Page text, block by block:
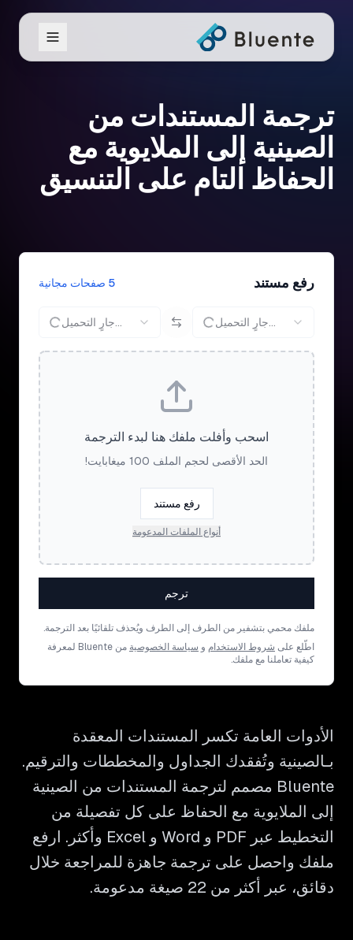
ترجمة المستندات من
الصينية إلى الملايوية مع
الحفاظ التام على التنسيق
رفع مستند 5 صفحات مجانية
جارٍ التحميل... جارٍ التحميل...
اسحب وأفلت ملفك هنا لبدء الترجمة
الحد الأقصى لحجم الملف 100 ميغابايت!
رفع مستند
أنواع الملفات المدعومة
ترجم
ملفك محمي بتشفير من الطرف إلى الطرف ويُحذف تلقائيًا بعد الترجمة.
اطّلع على شروط الاستخدام و سياسة الخصوصية
من Bluente لمعرفة
كيفية تعاملنا مع ملفك.
الأدوات العامة تكسر المستندات المعقدة
بـالصينية وتُفقدك الجداول والمخططات والترقيم.
Bluente مصمم لترجمة المستندات من الصينية
إلى الملايوية مع الحفاظ على كل تفصيلة من
التخطيط عبر PDF و Word و Excel وأكثر. ارفع
ملفك واحصل على ترجمة جاهزة للمراجعة خلال
دقائق، عبر أكثر من 22 صيغة مدعومة.